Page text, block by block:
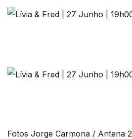
Fotos Jorge Carmona / Antena 2